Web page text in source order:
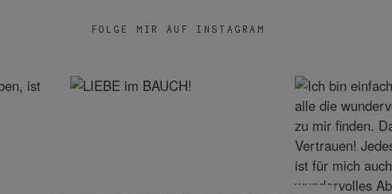
FOLGE MIR AUF INSTAGRAM